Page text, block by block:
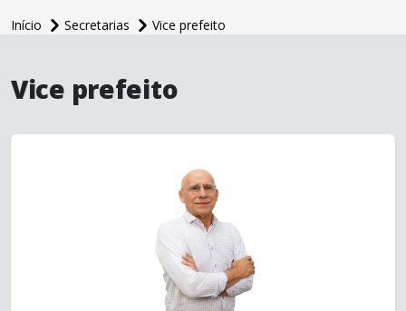
Início Secretarias
Vice prefeito
Vice prefeito